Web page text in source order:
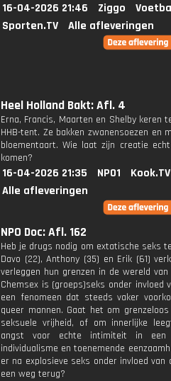
16-04-2026 21:46 Ziggo
Sporten.TV
Alle afleveringen
Heel Holland Bakt: Afl. 4
Erna, Francis, Maarten en Shelby keren
HHB-tent. Ze bakken zwanensoezen en
bloementaart. Wie laat zijn creatie
komen?
16-04-2026 21:35 NPO1
Kook.TV
Alle afleveringen
NPO Doc: Afl. 162
Heb je drugs nodig om extatische seks
Davo (22), Anthony (35) en Erik (61)
verleggen hun grenzen in de wereld van
Chemsex is (groeps)seks onder invloed
een fenomeen dat steeds vaker
queer mannen. Gaat het om
seksuele vrijheid, of om innerlijke
angst voor echte intimiteit in
individualisme en toenemende
er na explosieve seks onder invloed van
een weg terug?